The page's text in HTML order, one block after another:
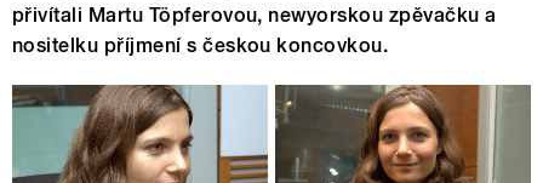
přivítali Martu Töpferovou, newyorskou zpěvačku a
nositelku příjmení s českou koncovkou.